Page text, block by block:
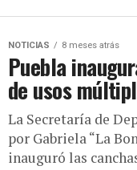
NOTICIAS 8 meses atrás
Puebla
de usos
La Secretaría de
por Gabriela “La
inauguró las